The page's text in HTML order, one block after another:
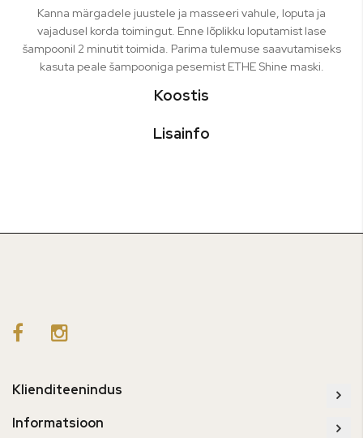
Kanna märgadele juustele ja masseeri vahule, loputa ja
vajadusel korda toimingut. Enne lõplikku loputamist lase
šampoonil 2 minutit toimida. Parima tulemuse saavutamiseks
kasuta peale šampooniga pesemist ETHE Shine maski.
Koostis
Lisainfo
Klienditeenindus
Informatsioon